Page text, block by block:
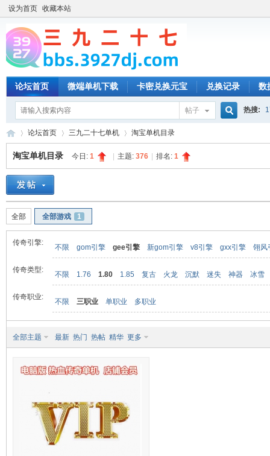
设为首页 收藏本站
论坛首页 微端单机下载 卡密兑换元宝 兑换记录 数
帖子 热搜:
»
论坛首页 三九二十七单机 淘宝单机目录
淘宝单机目录 今日: 1 主题: 376 排名: 1
全部 全部游戏 1
传奇引擎:
不限 gom引擎 gee引擎 新gom引擎 v8引擎 gxx引擎 翎风
传奇类型:
不限 1.76 1.80 1.85 复古 火龙 沉默 迷失 神器 冰雪
传奇职业:
不限 三职业 单职业 多职业
全部主题 最新 热门 热帖 精华 更多